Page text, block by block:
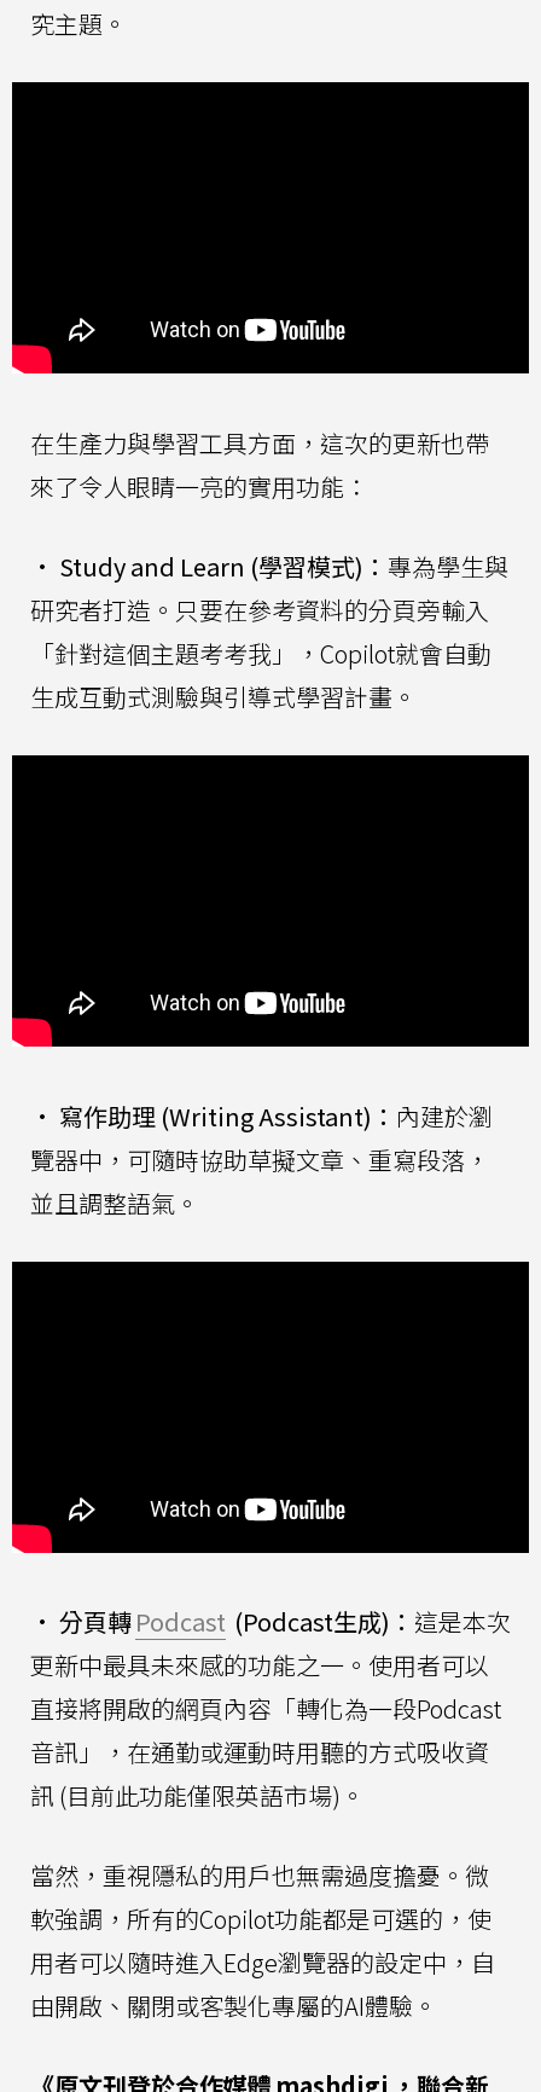
究主題。
在生產力與學習工具方面，這次的更新也帶
來了令人眼睛一亮的實用功能：
• Study and Learn (學習模式)： 專為學生與
研究者打造。只要在參考資料的分頁旁輸入
「針對這個主題考考我」，Copilot就會自動
生成互動式測驗與引導式學習計畫。
• 寫作助理 (Writing Assistant)： 內建於瀏
覽器中，可隨時協助草擬文章、重寫段落，
並且調整語氣。
• 分頁轉Podcast (Podcast生成)： 這是本次
更新中最具未來感的功能之一。使用者可以
直接將開啟的網頁內容「轉化為一段Podcast
音訊」，在通勤或運動時用聽的方式吸收資
訊 (目前此功能僅限英語市場)。
當然，重視隱私的用戶也無需過度擔憂。微
軟強調，所有的Copilot功能都是可選的，使
用者可以隨時進入Edge瀏覽器的設定中，自
由開啟、關閉或客製化專屬的AI體驗。